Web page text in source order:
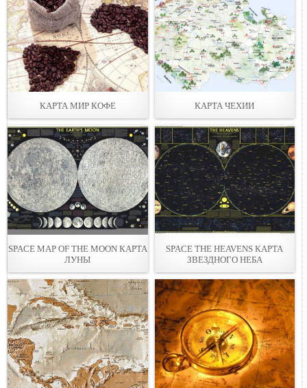
КАРТА МИР КОФЕ КАРТА ЧЕХИИ
SPACE MAP OF THE MOON КАРТА
ЛУНЫ
SPACE THE HEAVENS КАРТА
ЗВЕЗДНОГО НЕБА